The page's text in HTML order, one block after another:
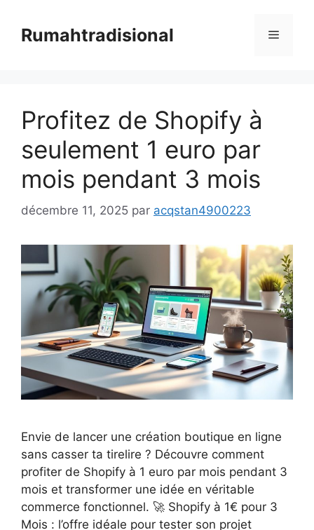
contenuRumahtradisional Menu
Profitez de Shopify à
seulement 1 euro par
mois pendant 3 mois
décembre 11, 2025 par acqstan4900223
Envie de lancer une création boutique en ligne
sans casser ta tirelire ? Découvre comment
profiter de Shopify à 1 euro par mois pendant 3
mois et transformer une idée en véritable
commerce fonctionnel. 🚀 Shopify à 1€ pour 3
Mois : l’offre idéale pour tester son projet